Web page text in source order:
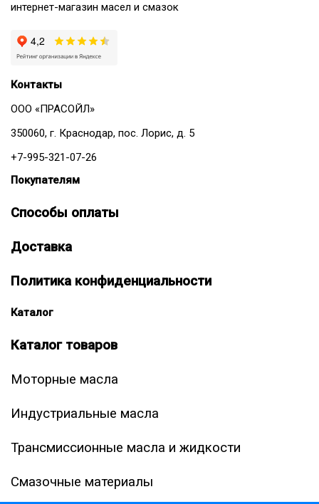
интернет-магазин масел и смазок
Контакты
ООО «ПРАСОЙЛ»
350060, г. Краснодар, пос. Лорис, д. 5
+7-995-321-07-26
Покупателям
Способы оплаты
Доставка
Политика конфиденциальности
Каталог
Каталог товаров
Моторные масла
Индустриальные масла
Трансмиссионные масла и жидкости
Смазочные материалы